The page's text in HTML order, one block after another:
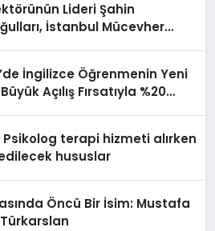
Lideri Şahin
İstanbul Mücevher
İngilizce Öğrenmenin Yeni
Açılış Fırsatıyla %20
terapi hizmeti alırken
hususlar
Öncü Bir İsim: Mustafa